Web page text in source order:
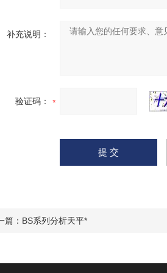
补充说明：
验证码：
篇： BS系列分析天平*